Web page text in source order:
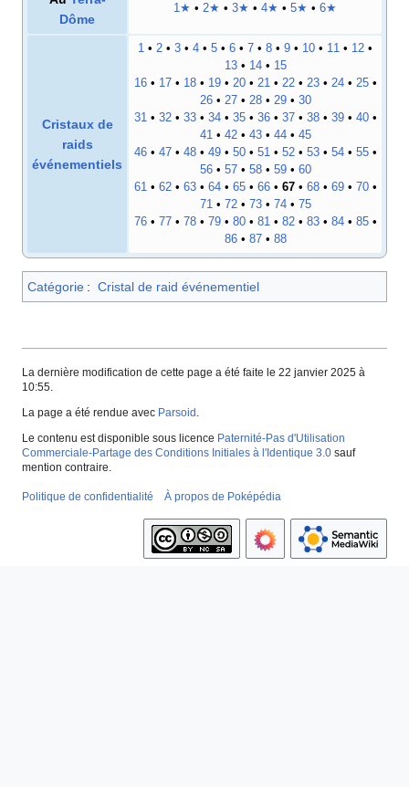
Dôme
1★ • 2★ • 3★ • 4★ • 5★ • 6★
Cristaux de
raids
événementiels
1 • 2 • 3 • 4 • 5 • 6 • 7 • 8 • 9 • 10 • 11 • 12 •
13• 14• 15
16• 17• 18• 19• 20• 21• 22• 23• 24• 25•
26• 27• 28• 29• 30
31• 32• 33• 34• 35• 36• 37• 38• 39• 40•
41• 42• 43• 44• 45
46• 47• 48• 49• 50• 51• 52• 53• 54• 55•
56• 57• 58• 59• 60
61• 62• 63• 64• 65• 66• 67• 68• 69• 70•
71• 72• 73• 74• 75
76• 77• 78• 79• 80• 81• 82• 83• 84• 85•
86• 87• 88
Catégorie : Cristal de raid événementiel
La dernière modification de cette page a été faite le 22 janvier 2025 à
10:55.
La page a été rendue avec Parsoid .
Le contenu est disponible sous licence Paternité-Pas d'Utilisation
Commerciale-Partage des Conditions Initiales à l'Identique 3.0 sauf
mention contraire.
Politique de confidentialité À propos de Poképédia